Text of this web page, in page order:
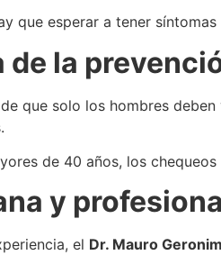
que esperar a tener
la
que solo los hombres
de 40 años, los
y
el Dr. Mauro